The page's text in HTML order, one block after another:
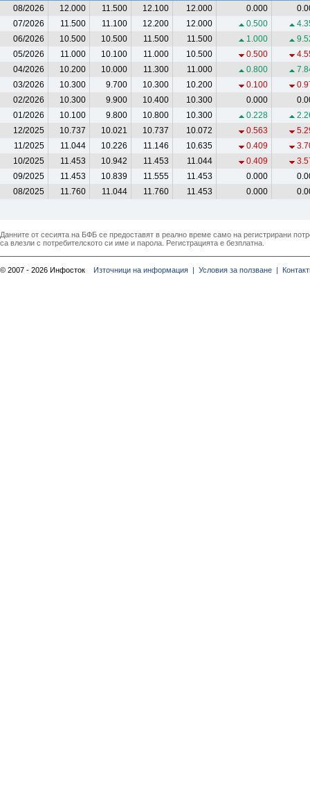
08/2026
12.000 11.500 12.100 12.000 0.000
07/2026
11.500 11.100 12.200 12.000 0.500
06/2026
10.500 10.500 11.500 11.500 1.000
05/2026
11.000 10.100 11.000 10.500 0.500
04/2026
10.200 10.000 11.300 11.000 0.800
03/2026
10.300 9.700 10.300 10.200 0.100
02/2026
10.300 9.900 10.400 10.300 0.000
01/2026
10.100 9.800 10.800 10.300 0.228
12/2025
10.737 10.021 10.737 10.072 0.563
11/2025
11.044 10.226 11.146 10.635 0.409
10/2025
11.453 10.942 11.453 11.044 0.409
09/2025
11.453 10.839 11.555 11.453 0.000
08/2025
11.760 11.044 11.760 11.453 0.000
Данните от сесията на БФБ се предоставят в реално време само на регистрирани
са влезли с потребителското си име и парола. Регистрацията е безплатна.
© 2007 - 2026 Инфосток Източници на информация | Условия за ползване |